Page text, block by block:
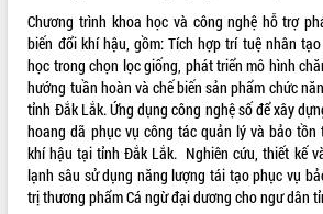
Chương trình khoa học và công nghệ hỗ trợ
biến đổi khí hậu, gồm: Tích hợp trí tuệ nhân
học trong chọn lọc giống, phát triển mô hình
hướng tuần hoàn và chế biến sản phẩm chức
tỉnh Đắk Lắk. Ứng dụng công nghệ số để xây
hoang dã phục vụ công tác quản lý và bảo tồn
khí hậu tại tỉnh Đắk Lắk. Nghiên cứu, thiết kế
lạnh sâu sử dụng năng lượng tái tạo phục vụ
trị thương phẩm Cá ngừ đại dương cho ngư dân